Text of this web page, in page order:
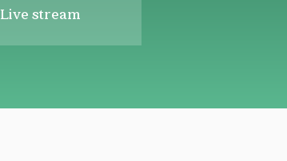
Live stream